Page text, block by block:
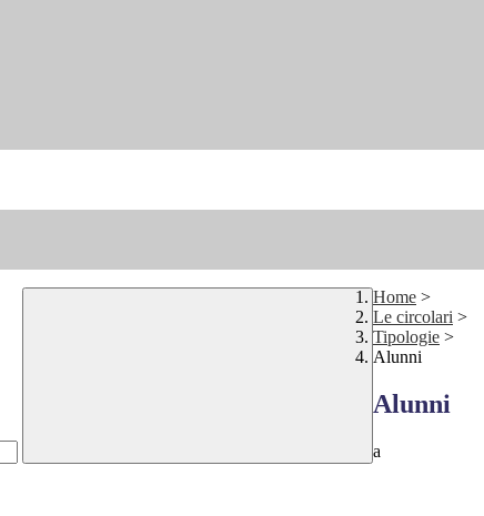
Home >
Le circolari >
Tipologie >
Alunni
Alunni
a